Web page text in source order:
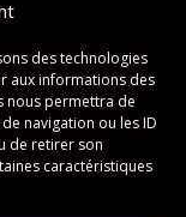
des technologies
aux informations des
nous permettra de
navigation ou les ID
de retirer son
caractéristiques